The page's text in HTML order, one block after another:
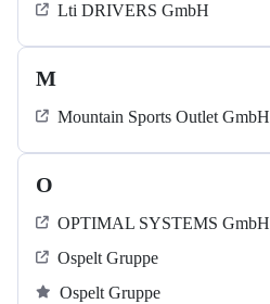
Lti DRIVERS GmbH
M
Mountain Sports Outlet GmbH
O
OPTIMAL SYSTEMS GmbH
Ospelt Gruppe
Ospelt Gruppe